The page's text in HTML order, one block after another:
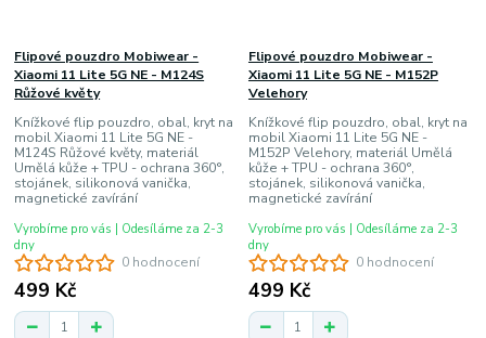
0 hodnocení
Flipové pouzdro Mobiwear -
Xiaomi 11 Lite 5G NE - M124S
Růžové květy
Knížkové flip pouzdro, obal, kryt na
mobil Xiaomi 11 Lite 5G NE -
M124S Růžové květy, materiál
Umělá kůže + TPU - ochrana 360°,
stojánek, silikonová vanička,
magnetické zavírání
499 Kč
Vyrobíme pro vás | Odesíláme za 2-3
dny
0 hodnocení
Flipové pouzdro Mobiwear -
Xiaomi 11 Lite 5G NE - M152P
Velehory
Knížkové flip pouzdro, obal, kryt na
mobil Xiaomi 11 Lite 5G NE -
M152P Velehory, materiál Umělá
kůže + TPU - ochrana 360°,
stojánek, silikonová vanička,
magnetické zavírání
499 Kč
Vyrobíme pro vás | Odesíláme za 2-3
dny